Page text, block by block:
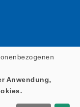
Anwendung,